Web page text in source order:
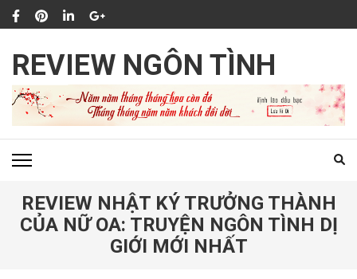
qua
nội
dung
(ấn
Enter)
REVIEW NGÔN TÌNH
REVIEW NHẬT KÝ TRƯỞNG THÀNH
CỦA NỮ OA: TRUYỆN NGÔN TÌNH DỊ
GIỚI MỚI NHẤT